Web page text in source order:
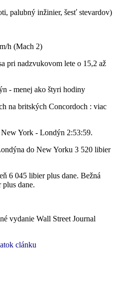
palubný inžinier, šesť stevardov)
h (Mach 2)
pri nadzvukovom lete o 15,2 až
- menej ako štyri hodiny
na britských Concordoch : viac
York - Londýn 2:53:59.
do New Yorku 3 520 libier
6 045 libier plus dane. Bežná
plus dane.
vydanie Wall Street Journal
clánku